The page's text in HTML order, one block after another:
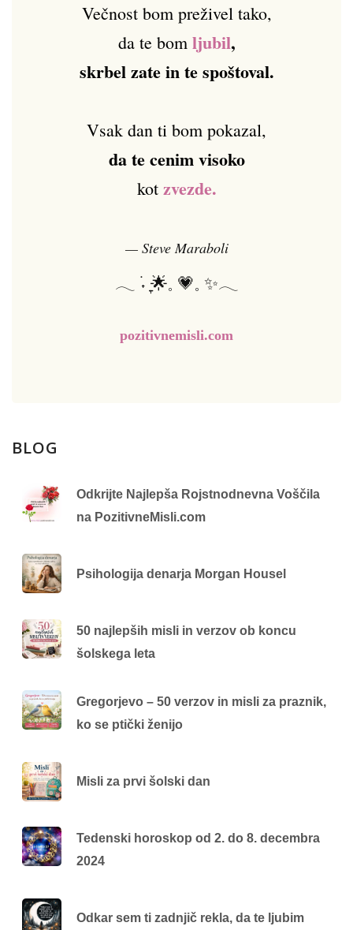
Večnost bom preživel tako,
da te bom ljubil,
skrbel zate in te spoštoval.
Vsak dan ti bom pokazal,
da te cenim visoko
kot zvezde.
— Steve Maraboli
𓂃 ࣪˖ ִֶָ🌟𓈒 💗𓈒 ✨𓂃
pozitivnemisli.com
BLOG
Odkrijte Najlepša Rojstnodnevna Voščila
na PozitivneMisli.com
Psihologija denarja Morgan Housel
50 najlepših misli in verzov ob koncu
šolskega leta
Gregorjevo – 50 verzov in misli za praznik,
ko se ptički ženijo
Misli za prvi šolski dan
Tedenski horoskop od 2. do 8. decembra
2024
Odkar sem ti zadnjič rekla, da te ljubim